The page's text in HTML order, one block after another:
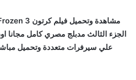
الجزء الثالث مدبلج مصري كامل مجانا
علي سيرفرات متعددة وتحميل مباشر